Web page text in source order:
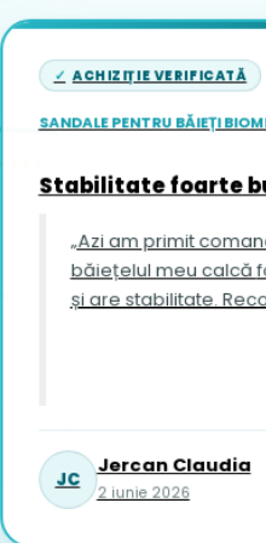
ACHIZIȚIE VERIFICATĂ
SANDALE PENTRU BĂIEȚI
Stabilitate foarte
„Azi am primit
băiețelul meu calcă foarte bine cu acestea
și are stabilitate.
JC
Jercan Claudia
2 iunie 2026